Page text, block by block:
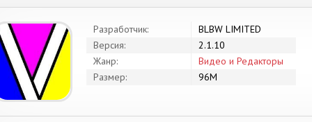
Разработчик:
BLBW LIMITED
Версия:
2.1.10
Жанр:
Видео и Редакторы
Размер:
96M